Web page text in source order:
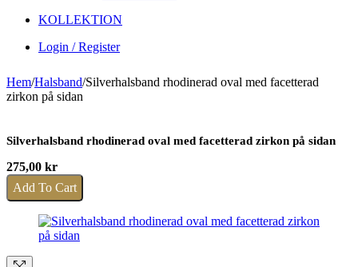
KOLLEKTION
Login / Register
Hem/Halsband/Silverhalsband rhodinerad oval med facetterad
zirkon på sidan
Silverhalsband rhodinerad oval med facetterad zirkon på sidan
275,00 kr
Add To Cart